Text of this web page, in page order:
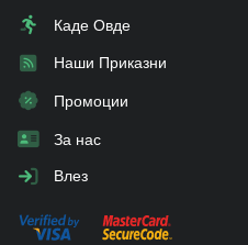
Каде Овде
Наши Приказни
Промоции
За нас
Влез